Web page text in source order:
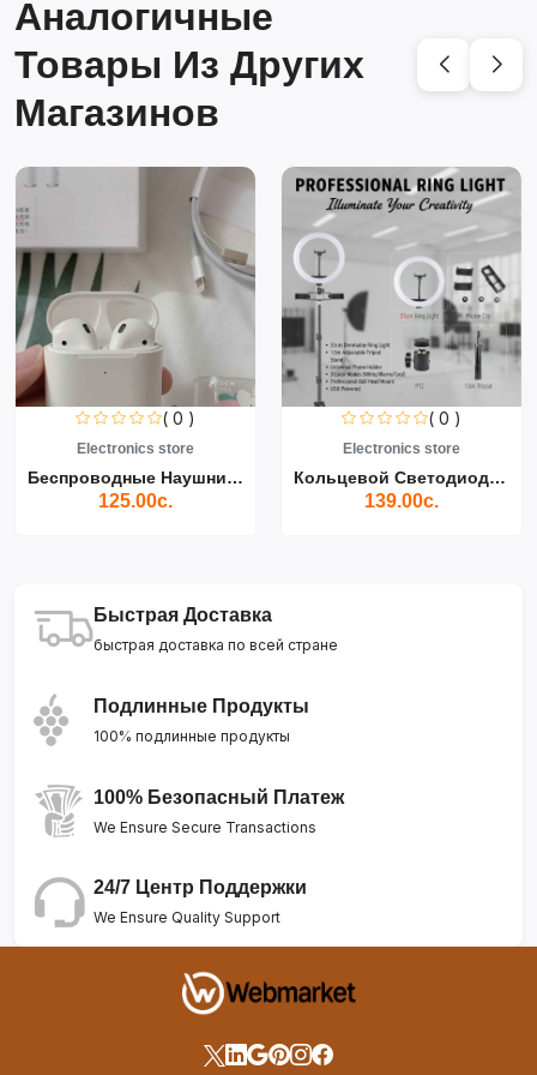
Аналогичные
Товары Из Других
Магазинов
( 0 )
Electronics store
Беспроводные Наушники Air...
125.00с.
( 0 )
Electronics store
Кольцевой Светодиодный Св...
139.00с.
Быстрая Доставка
быстрая доставка по всей стране
Подлинные Продукты
100% подлинные продукты
100% Безопасный Платеж
We Ensure Secure Transactions
24/7 Центр Поддержки
We Ensure Quality Support